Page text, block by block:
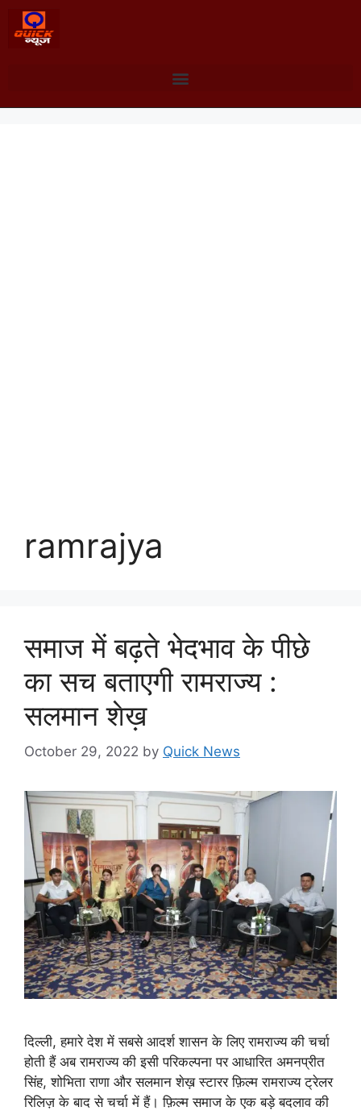
ramrajya
समाज में बढ़ते भेदभाव के पीछे
का सच बताएगी रामराज्य :
सलमान शेख़
October 29, 2022 by Quick News
दिल्ली, हमारे देश में सबसे आदर्श शासन के लिए रामराज्य की चर्चा
होती हैं अब रामराज्य की इसी परिकल्पना पर आधारित अमनप्रीत
सिंह, शोभिता राणा और सलमान शेख़ स्टारर फ़िल्म रामराज्य ट्रेलर
रिलिज़ के बाद से चर्चा में हैं। फ़िल्म समाज के एक बड़े बदलाव की